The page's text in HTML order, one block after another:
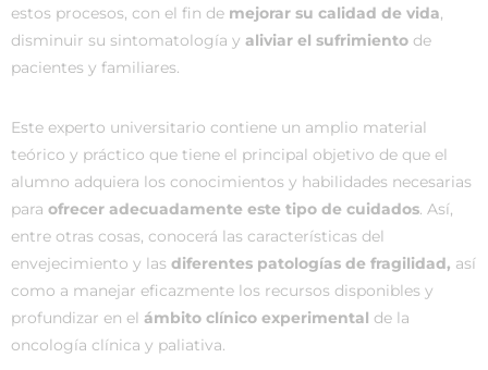
estos procesos, con el fin de mejorar su calidad de vida,
disminuir su sintomatología y aliviar el sufrimiento de
pacientes y familiares.
Este experto universitario contiene un amplio material
teórico y práctico que tiene el principal objetivo de que el
alumno adquiera los conocimientos y habilidades necesarias
para ofrecer adecuadamente este tipo de cuidados. Así,
entre otras cosas, conocerá las características del
envejecimiento y las diferentes patologías de fragilidad, así
como a manejar eficazmente los recursos disponibles y
profundizar en el ámbito clínico experimental de la
oncología clínica y paliativa.